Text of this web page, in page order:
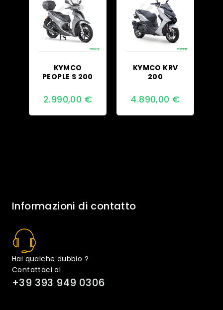
KYMCO
PEOPLE S 200
2.990,00 €
KYMCO KRV
200
4.890,00 €
Informazioni di contatto
Hai qualche dubbio ?
Contattaci al
+39 393 949 0306